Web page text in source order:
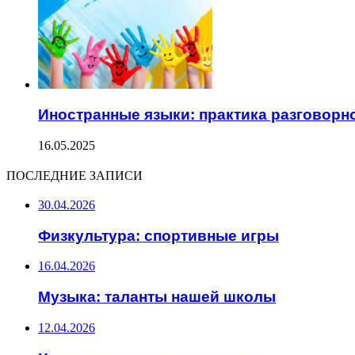
Иностранные языки: практика
16.05.2025
ПОСЛЕДНИЕ ЗАПИСИ
30.04.2026
Физкультура: спортивные игры
16.04.2026
Музыка: таланты нашей школы
12.04.2026